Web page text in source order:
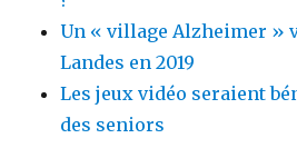
Un « village Alzheimer »
Landes en 2019
Les jeux vidéo seraient
des seniors